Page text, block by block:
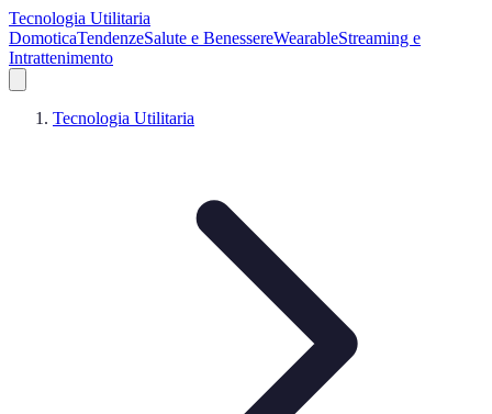
Tecnologia Utilitaria
DomoticaTendenzeSalute e BenessereWearableStreaming e
Intrattenimento
Tecnologia Utilitaria